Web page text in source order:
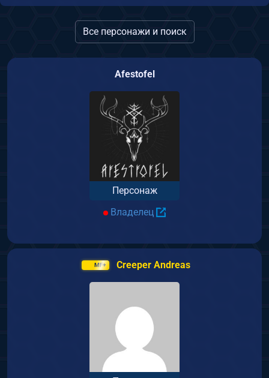
Все персонажи и поиск
Afestofel
Персонаж
Владелец
MF+ Creeper Andreas